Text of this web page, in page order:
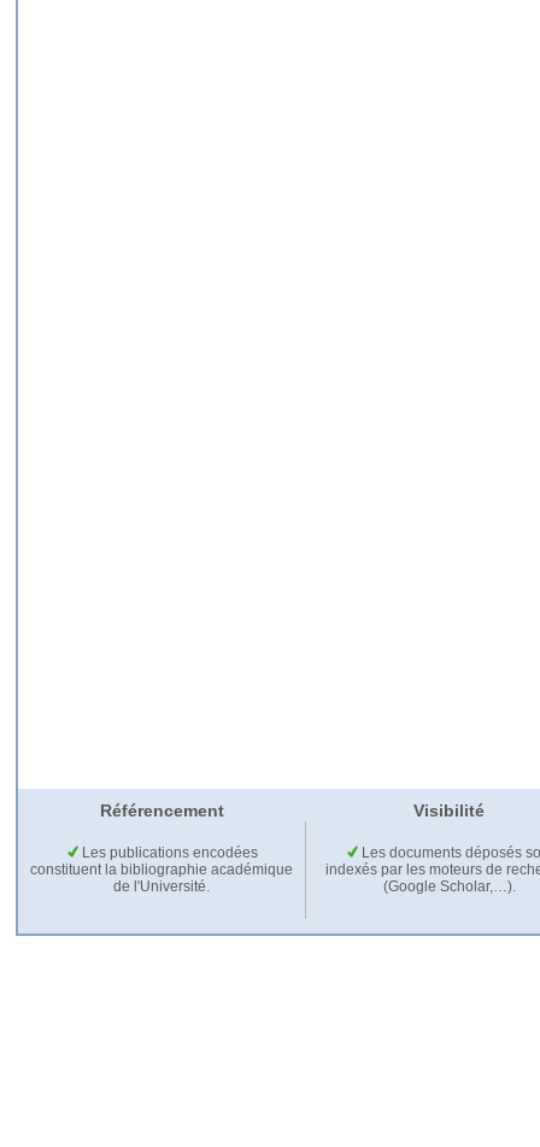
Référencement Visibilité
Les publications encodées
constituent la bibliographie académique
de l'Université.
Les documents déposés
indexés par les moteurs de
(Google Scholar,…).